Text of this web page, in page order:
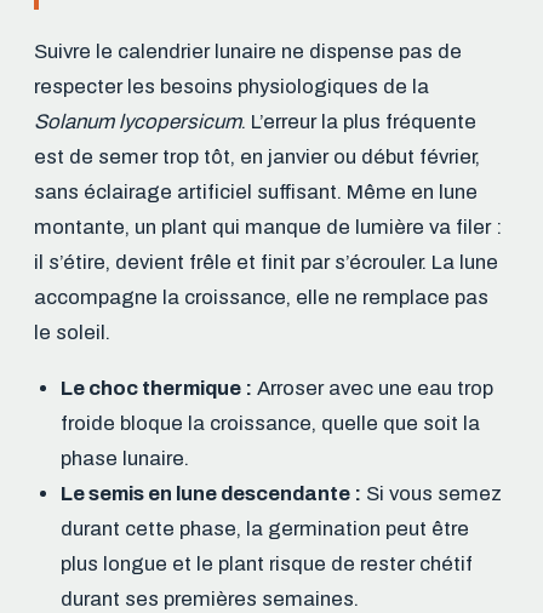
Suivre le calendrier lunaire ne dispense pas de
respecter les besoins physiologiques de la
Solanum lycopersicum. L’erreur la plus fréquente
est de semer trop tôt, en janvier ou début février,
sans éclairage artificiel suffisant. Même en lune
montante, un plant qui manque de lumière va filer :
il s’étire, devient frêle et finit par s’écrouler. La lune
accompagne la croissance, elle ne remplace pas
le soleil.
Le choc thermique : Arroser avec une eau trop
froide bloque la croissance, quelle que soit la
phase lunaire.
Le semis en lune descendante : Si vous semez
durant cette phase, la germination peut être
plus longue et le plant risque de rester chétif
durant ses premières semaines.